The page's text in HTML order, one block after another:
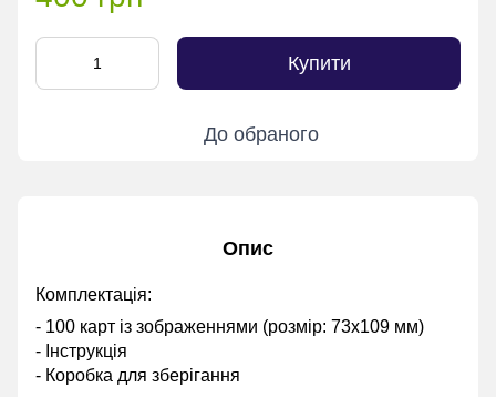
Купити
До обраного
Опис
Комплектація:
- 100 карт із зображеннями (розмір: 73х109 мм)
- Інструкція
- Коробка для зберігання